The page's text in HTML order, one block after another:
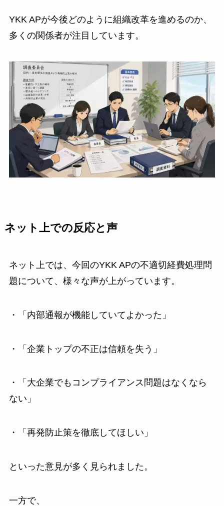
YKK APが今後どのように組織改革を進めるのか、
多くの関係者が注目しています。
ネット上での反応と声
ネット上では、今回のYKK APの不適切経費処理問
題について、様々な声が上がっています。
・「内部通報が機能していてよかった」
・「企業トップの不正は信頼を失う」
・「大企業でもコンプライアンス問題はなくなら
ない」
・「再発防止策を徹底してほしい」
といった意見が多く見られました。
一方で、